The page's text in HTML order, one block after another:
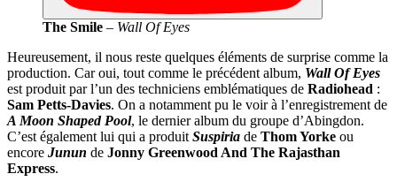
The Smile – Wall Of Eyes
Heureusement, il nous reste quelques éléments de surprise comme la
production. Car oui, tout comme le précédent album, Wall Of Eyes
est produit par l’un des techniciens emblématiques de Radiohead :
Sam Petts-Davies. On a notamment pu le voir à l’enregistrement de
A Moon Shaped Pool, le dernier album du groupe d’Abingdon.
C’est également lui qui a produit Suspiria de Thom Yorke ou
encore Junun de Jonny Greenwood And The Rajasthan
Express.